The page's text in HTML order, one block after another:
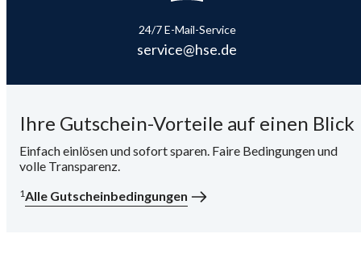
24/7 E-Mail-Service
service@hse.de
Ihre Gutschein-Vorteile auf einen Blick
Einfach einlösen und sofort sparen. Faire Bedingungen und
volle Transparenz.
1Alle Gutscheinbedingungen